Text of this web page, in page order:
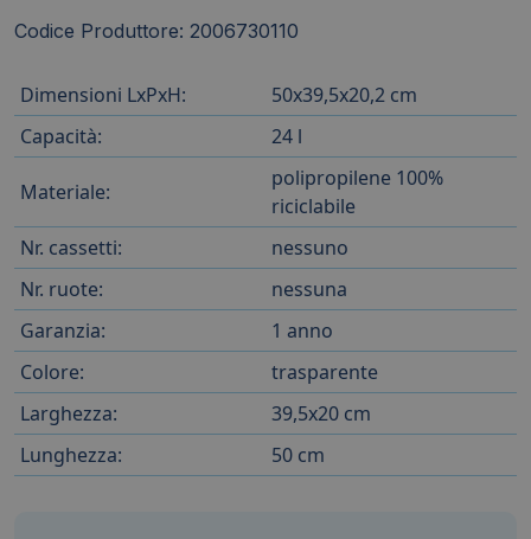
Codice Produttore: 2006730110
Dimensioni LxPxH:
50x39,5x20,2 cm
Capacità:
24 l
Materiale:
polipropilene 100%
riciclabile
Nr. cassetti:
nessuno
Nr. ruote:
nessuna
Garanzia:
1 anno
Colore:
trasparente
Larghezza:
39,5x20 cm
Lunghezza:
50 cm